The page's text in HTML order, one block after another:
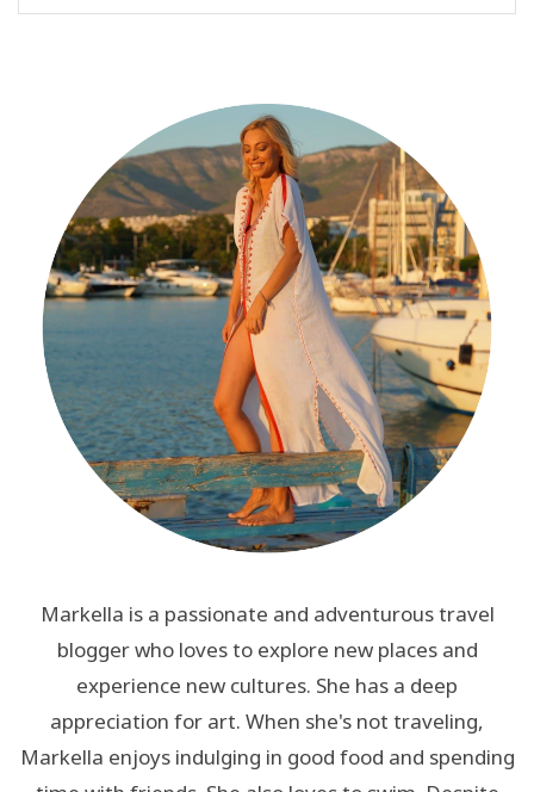
for:
Markella is a passionate and adventurous travel
blogger who loves to explore new places and
experience new cultures. She has a deep
appreciation for art. When she's not traveling,
Markella enjoys indulging in good food and spending